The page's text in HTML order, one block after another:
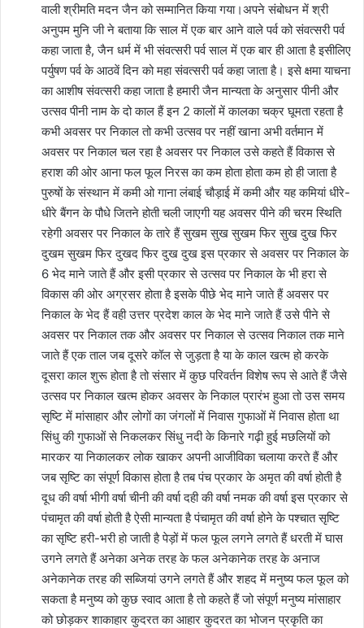
i
वाली श्रीमति मदन जैन को सम्मानित किया गया।अपने संबोधन में श्री
अनुपम मुनि जी ने बताया कि साल में एक बार आने वाले पर्व को संवत्सरी पर्व
कहा जाता है, जैन धर्म में भी संवत्सरी पर्व साल में एक बार ही आता है इसीलिए
पर्युषण पर्व के आठवें दिन को महा संवत्सरी पर्व कहा जाता है। इसे क्षमा याचना
का आशीष संवत्सरी कहा जाता है हमारी जैन मान्यता के अनुसार पीनी और
उत्सव पीनी नाम के दो काल हैं इन 2 कालों में कालका चक्र घूमता रहता है
कभी अवसर पर निकाल तो कभी उत्सव पर नहीं खाना अभी वर्तमान में
अवसर पर निकाल चल रहा है अवसर पर निकाल उसे कहते हैं विकास से
हराश की ओर आना फल फूल निरस का कम होता होता कम हो ही जाता है
पुरुषों के संस्थान में कमी ओ गाना लंबाई चौड़ाई में कमी और यह कमियां धीरे-
धीरे बैंगन के पौधे जितने होती चली जाएगी यह अवसर पीने की चरम स्थिति
रहेगी अवसर पर निकाल के तारे हैं सुखम सुख सुखम फिर सुख दुख फिर
दुखम सुखम फिर दुखद फिर दुख दुख इस प्रकार से अवसर पर निकाल के
6 भेद माने जाते हैं और इसी प्रकार से उत्सव पर निकाल के भी हरा से
विकास की ओर अग्रसर होता है इसके पीछे भेद माने जाते हैं अवसर पर
निकाल के भेद हैं वही उत्तर प्रदेश काल के भेद माने जाते हैं उसे पीने से
अवसर पर निकाल तक और अवसर पर निकाल से उत्सव निकाल तक माने
जाते हैं एक ताल जब दूसरे कॉल से जुड़ता है या के काल खत्म हो करके
दूसरा काल शुरू होता है तो संसार में कुछ परिवर्तन विशेष रूप से आते हैं जैसे
उत्सव पर निकाल खत्म होकर अवसर के निकाल प्रारंभ हुआ तो उस समय
सृष्टि में मांसाहार और लोगों का जंगलों में निवास गुफाओं में निवास होता था
सिंधु की गुफाओं से निकलकर सिंधु नदी के किनारे गढ़ी हुई मछलियों को
मारकर या निकालकर लोक खाकर अपनी आजीविका चलाया करते हैं और
जब सृष्टि का संपूर्ण विकास होता है तब पंच प्रकार के अमृत की वर्षा होती है
दूध की वर्षा भीगी वर्षा चीनी की वर्षा दही की वर्षा नमक की वर्षा इस प्रकार से
पंचामृत की वर्षा होती है ऐसी मान्यता है पंचामृत की वर्षा होने के पश्चात सृष्टि
का सृष्टि हरी-भरी हो जाती है पेड़ों में फल फूल लगने लगते हैं धरती में घास
उगने लगते हैं अनेका अनेक तरह के फल अनेकानेक तरह के अनाज
अनेकानेक तरह की सब्जियां उगने लगते हैं और शहद में मनुष्य फल फूल को
सकता है मनुष्य को कुछ स्वाद आता है तो कहते हैं जो संपूर्ण मनुष्य मांसाहार
को छोड़कर शाकाहार कुदरत का आहार कुदरत का भोजन प्रकृति का